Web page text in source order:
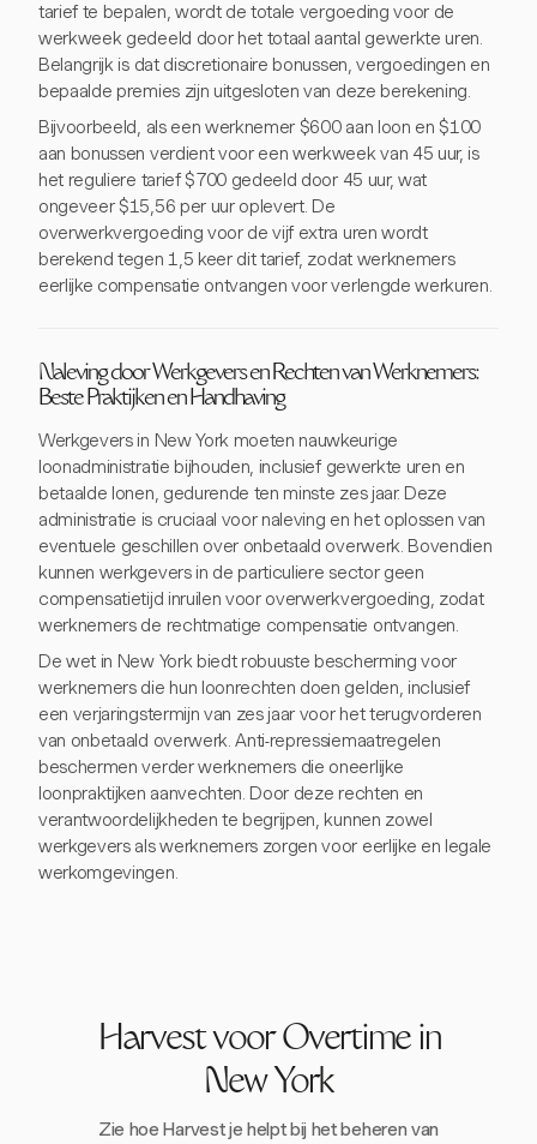
tarief te bepalen, wordt de totale vergoeding voor de
werkweek gedeeld door het totaal aantal gewerkte uren.
Belangrijk is dat discretionaire bonussen, vergoedingen en
bepaalde premies zijn uitgesloten van deze berekening.
Bijvoorbeeld, als een werknemer $600 aan loon en $100
aan bonussen verdient voor een werkweek van 45 uur, is
het reguliere tarief $700 gedeeld door 45 uur, wat
ongeveer $15,56 per uur oplevert. De
overwerkvergoeding voor de vijf extra uren wordt
berekend tegen 1,5 keer dit tarief, zodat werknemers
eerlijke compensatie ontvangen voor verlengde werkuren.
Naleving door Werkgevers en Rechten van Werknemers:
Beste Praktijken en Handhaving
Werkgevers in New York moeten nauwkeurige
loonadministratie bijhouden, inclusief gewerkte uren en
betaalde lonen, gedurende ten minste zes jaar. Deze
administratie is cruciaal voor naleving en het oplossen van
eventuele geschillen over onbetaald overwerk. Bovendien
kunnen werkgevers in de particuliere sector geen
compensatietijd inruilen voor overwerkvergoeding, zodat
werknemers de rechtmatige compensatie ontvangen.
De wet in New York biedt robuuste bescherming voor
werknemers die hun loonrechten doen gelden, inclusief
een verjaringstermijn van zes jaar voor het terugvorderen
van onbetaald overwerk. Anti-repressiemaatregelen
beschermen verder werknemers die oneerlijke
loonpraktijken aanvechten. Door deze rechten en
verantwoordelijkheden te begrijpen, kunnen zowel
werkgevers als werknemers zorgen voor eerlijke en legale
werkomgevingen.
Harvest voor Overtime in
New York
Zie hoe Harvest je helpt bij het beheren van